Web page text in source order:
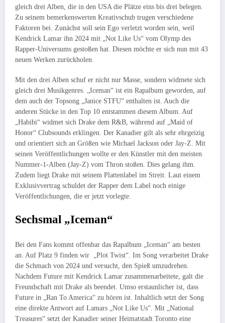
gleich drei Alben, die in den USA die Plätze eins bis drei belegen.
Zu seinem bemerkenswerten Kreativschub trugen verschiedene
Faktoren bei. Zunächst soll sein Ego verletzt worden sein, weil
Kendrick Lamar ihn 2024 mit „Not Like Us“ vom Olymp des
Rapper-Universums gestoßen hat. Diesen möchte er sich nun mit 43
neuen Werken zurückholen.
Mit den drei Alben schuf er nicht nur Masse, sondern widmete sich
gleich drei Musikgenres. „Iceman“ ist ein Rapalbum geworden, auf
dem auch der Topsong „Janice STFU“ enthalten ist. Auch die
anderen Stücke in den Top 10 entstammen diesem Album. Auf
„Habibi“ widmet sich Drake dem R&B, während auf „Maid of
Honor“ Clubsounds erklingen. Der Kanadier gilt als sehr ehrgeizig
und orientiert sich an Größen wie Michael Jackson oder Jay-Z. Mit
seinen Veröffentlichungen wollte er den Künstler mit den meisten
Nummer-1-Alben (Jay-Z) vom Thron stoßen. Dies gelang ihm.
Zudem liegt Drake mit seinem Plattenlabel im Streit. Laut einem
Exklusivvertrag schuldet der Rapper dem Label noch einige
Veröffentlichungen, die er jetzt vorlegte.
Sechsmal „Iceman“
Bei den Fans kommt offenbar das Rapalbum „Iceman“ am besten
an. Auf Platz 9 finden wir „Plot Twist“. Im Song verarbeitet Drake
die Schmach von 2024 und versucht, den Spieß umzudrehen.
Nachdem Future mit Kendrick Lamar zusammenarbeitete, galt die
Freundschaft mit Drake als beendet. Umso erstaunlicher ist, dass
Future in „Ran To America“ zu hören ist. Inhaltlich setzt der Song
eine direkte Antwort auf Lamars „Not Like Us“. Mit „National
Treasures“ setzt der Kanadier seiner Heimatstadt Toronto eine